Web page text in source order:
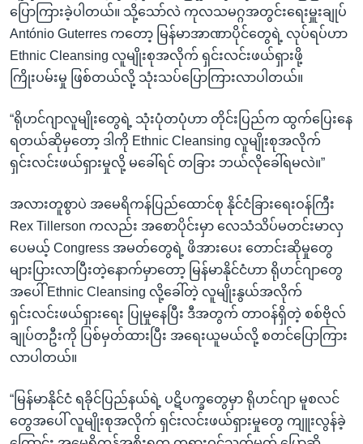
ပြောကြားခဲ့ပါတယ်။ သို့သော်လဲ ကုလသမဂ္ဂအတွင်းရေးမှူးချုပ်
António Guterres ကတော့ မြန်မာအာဏာပိုင်တွေရဲ့ လုပ်ရပ်ဟာ
Ethnic Cleansing လူမျိုးစုအလိုက် ရှင်းလင်းဖယ်ရှားဖို့
ကြိုးပမ်းမှု ဖြစ်တယ်လို့ သုံးသပ်ပြောကြားလာပါတယ်။
“ရိုဟင်ဂျာလူမျိုးတွေရဲ့ သုံးပုံတပုံဟာ တိုင်းပြည်က ထွက်ပြေးနေ
ရတယ်ဆိုမှတော့ ဒါကို Ethnic Cleansing လူမျိုးစုအလိုက်
ရှင်းလင်းဖယ်ရှားမှုလို့ မခေါ်ရင် တခြား ဘယ်လိုခေါ်ရမလဲ။”
အလားတူစွာပဲ အမေရိကန်ပြည်ထောင်စု နိုင်ငံခြားရေးဝန်ကြီး
Rex Tillerson ကလည်း အစောပိုင်းမှာ လေသံသိပ်မတင်းမာလှ
ပေမယ့် Congress အမတ်တွေရဲ့ ဖိအားပေး တောင်းဆိုမှုတွေ
များပြားလာပြီးတဲ့နောက်မှာတော့ မြန်မာနိုင်ငံဟာ ရိုဟင်ဂျာတွေ
အပေါ် Ethnic Cleansing လို့ခေါ်တဲ့ လူမျိုးနွယ်အလိုက်
ရှင်းလင်းဖယ်ရှားရေး ပြုမှုနေပြီး ဒီအတွက် တာဝန်ရှိတဲ့ စစ်ဗိုလ်
ချုပ်တဦးကို ပြစ်မှတ်ထားပြီး အရေးယူမယ်လို့ စတင်ပြောကြား
လာပါတယ်။
“မြန်မာနိုင်ငံ ရခိုင်ပြည်နယ်ရဲ့ ပဋိပက္ခတွေမှာ ရိုဟင်ဂျာ မူစလင်
တွေအပေါ် လူမျိုးစုအလိုက် ရှင်းလင်းဖယ်ရှားမှုတွေ ကျူးလွန်ခဲ့